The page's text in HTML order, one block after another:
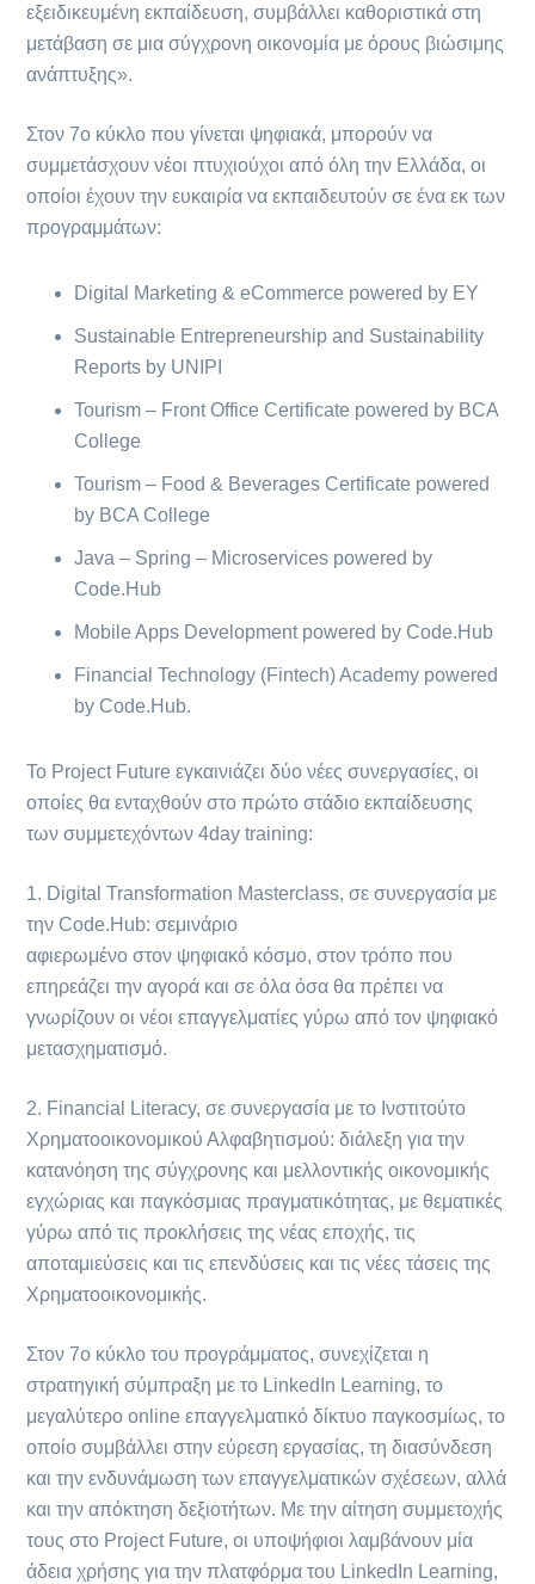
εξειδικευμένη εκπαίδευση, συμβάλλει καθοριστικά στη
μετάβαση σε μια σύγχρονη οικονομία με όρους βιώσιμης
ανάπτυξης».
Στον 7ο κύκλο που γίνεται ψηφιακά, μπορούν να
συμμετάσχουν νέοι πτυχιούχοι από όλη την Ελλάδα, οι
οποίοι έχουν την ευκαιρία να εκπαιδευτούν σε ένα εκ των
προγραμμάτων:
Digital Marketing & eCommerce powered by EY
Sustainable Entrepreneurship and Sustainability
Reports by UNIPI
Tourism – Front Office Certificate powered by BCA
College
Tourism – Food & Beverages Certificate powered
by BCA College
Java – Spring – Microservices powered by
Code.Hub
Mobile Apps Development powered by Code.Hub
Financial Technology (Fintech) Academy powered
by Code.Hub.
Το Project Future εγκαινιάζει δύο νέες συνεργασίες, οι
οποίες θα ενταχθούν στο πρώτο στάδιο εκπαίδευσης
των συμμετεχόντων 4day training:
1. Digital Transformation Masterclass, σε συνεργασία με
την Code.Hub: σεμινάριο
αφιερωμένο στον ψηφιακό κόσμο, στον τρόπο που
επηρεάζει την αγορά και σε όλα όσα θα πρέπει να
γνωρίζουν οι νέοι επαγγελματίες γύρω από τον ψηφιακό
μετασχηματισμό.
2. Financial Literacy, σε συνεργασία με το Ινστιτούτο
Χρηματοοικονομικού Αλφαβητισμού: διάλεξη για την
κατανόηση της σύγχρονης και μελλοντικής οικονομικής
εγχώριας και παγκόσμιας πραγματικότητας, με θεματικές
γύρω από τις προκλήσεις της νέας εποχής, τις
αποταμιεύσεις και τις επενδύσεις και τις νέες τάσεις της
Χρηματοοικονομικής.
Στον 7ο κύκλο του προγράμματος, συνεχίζεται η
στρατηγική σύμπραξη με το LinkedΙn Learning, το
μεγαλύτερο online επαγγελματικό δίκτυο παγκοσμίως, το
οποίο συμβάλλει στην εύρεση εργασίας, τη διασύνδεση
και την ενδυνάμωση των επαγγελματικών σχέσεων, αλλά
και την απόκτηση δεξιοτήτων. Με την αίτηση συμμετοχής
τους στο Project Future, οι υποψήφιοι λαμβάνουν μία
άδεια χρήσης για την πλατφόρμα του LinkedIn Learning,